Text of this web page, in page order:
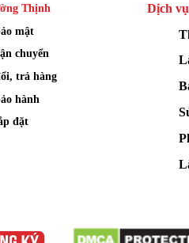
Thịnh
mật
chuyển
trả hàng
hành
đặt
Dịch vụ